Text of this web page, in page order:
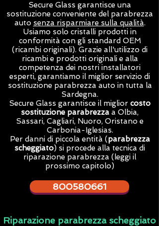
Secure Glass garantisce una
sostituzione conveniente del parabrezza
auto senza risparmiare sulla qualità.
Usiamo solo cristalli prodotti in
conformità con gli standard OEM
(ricambi originali). Grazie all'utilizzo di
ricambi e prodotti originali e alla
competenza dei nostri installatori
esperti, garantiamo il miglior servizio di
sostituzione parabrezza auto in tutta la
Sardegna.
Secure Glass garantisce il miglior costo
sostituzione parabrezza a Olbia,
Sassari, Cagliari, Nuoro, Oristano e
Carbonia-Iglesias.
Per danni di piccola entità (parabrezza
scheggiato) si procede alla tecnica di
riparazione parabrezza (leggi il
prossimo capitolo)
800580661
Riparazione parabrezza scheggiato